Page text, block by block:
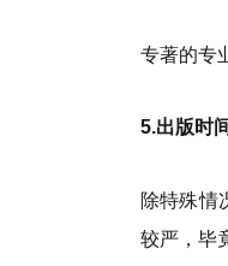
专著的专
5.出版时间
除特殊情
较严，毕